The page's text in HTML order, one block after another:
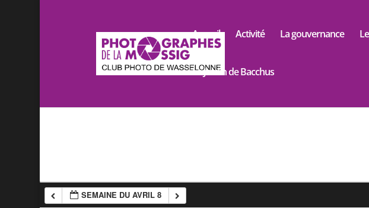
Accueil Activité La gouvernance
Le Jardin de Bacchus
SEMAINE DU AVRIL 8
7 h 00 min